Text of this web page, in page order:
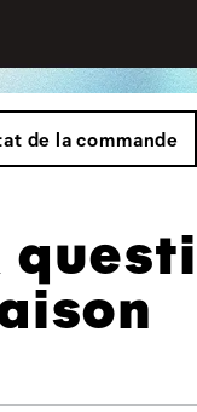
de la commande